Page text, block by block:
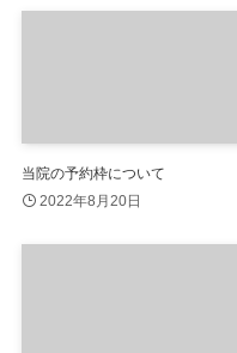
当院の予約枠について
2022年8月20日